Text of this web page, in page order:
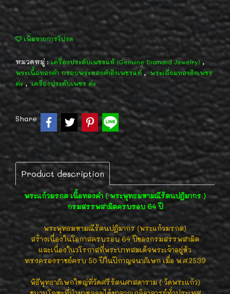
เพิ่มรายการโปรด
หมวดหมู่ :เครื่องประดับเพชรแท้ (Genuine Diamond Jewelry) ,
พระเนื้อทองคำ กรอบพระทองคำฝังเพชรแท้ , พระเลี่ยมทองฝังเพชร
ค่ะ , เครื่องประดับเพชร ค่ะ
Share
Product description
พระแก้วมรกต เนื้อทองคำ ( พระพุทธมหามณีรัตนปฎิมากร )
กรมสรรพสามิตครบรอบ 64 ปี
พระพุทธมหามณีรัตนปฎิมากร (พระแก้วมรกต)
สร้างเนื่องในโอกาสครบรอบ 64 ปีของกรมสรรพสามิต
และเนื่องในวโรกาสที่พระบาทสมเด็จพระเจ้าอยู่หัว
ทรงครองราชย์ครบ 50 ปีในปีกาญจนาภิเษก เมื่อ พ.ศ.2539
พิธีพุทธาภิเษกใหญ่ที่วัดศรีรัตนศาสดาราม ( วัดพระแก้ว)